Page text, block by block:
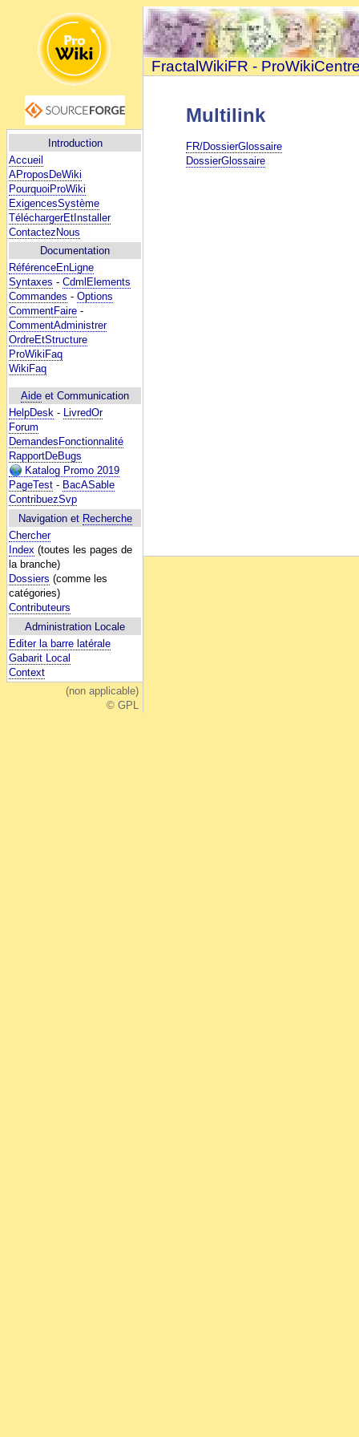
Introduction
Accueil
AProposDeWiki
PourquoiProWiki
ExigencesSystème
TéléchargerEtInstaller
ContactezNous
Documentation
RéférenceEnLigne
Syntaxes - CdmlElements
Commandes - Options
CommentFaire -
CommentAdministrer
OrdreEtStructure
ProWikiFaq
WikiFaq
Aide et Communication
HelpDesk - LivredOr
Forum
DemandesFonctionnalité
RapportDeBugs
Katalog Promo 2019
PageTest - BacASable
ContribuezSvp
Navigation et Recherche
Chercher
Index (toutes les pages de
la branche)
Dossiers (comme les
catégories)
Contributeurs
Administration Locale
Editer la barre latérale
Gabarit Local
Context
(non applicable)
© GPL
FractalWikiFR -
Multilink
FR/DossierGlossaire
DossierGlossaire